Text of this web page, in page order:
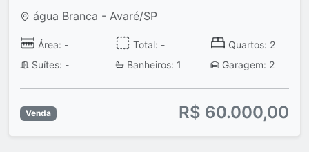
água Branca - Avaré/SP
Área: - Total: -
Quartos: 2
Suítes: -
Banheiros: 1 Garagem: 2
Venda R$ 60.000,00